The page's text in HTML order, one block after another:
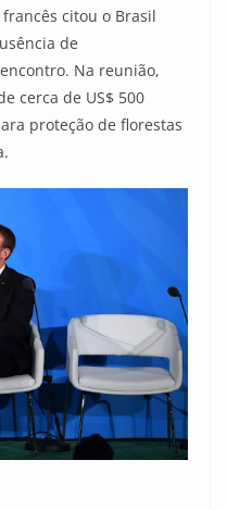
citou o Brasil
de
Na reunião,
cerca de US$ 500
proteção de florestas